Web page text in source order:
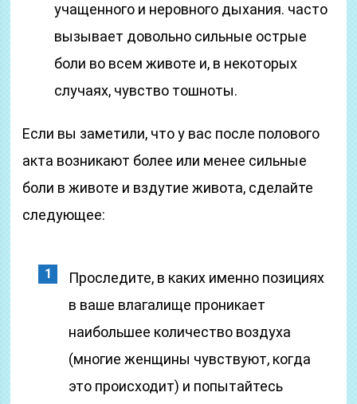
учащенного и неровного дыхания. часто
вызывает довольно сильные острые
боли во всем животе и, в некоторых
случаях, чувство тошноты.
Если вы заметили, что у вас после полового
акта возникают более или менее сильные
боли в животе и вздутие живота, сделайте
следующее:
Проследите, в каких именно позициях
в ваше влагалище проникает
наибольшее количество воздуха
(многие женщины чувствуют, когда
это происходит) и попытайтесь